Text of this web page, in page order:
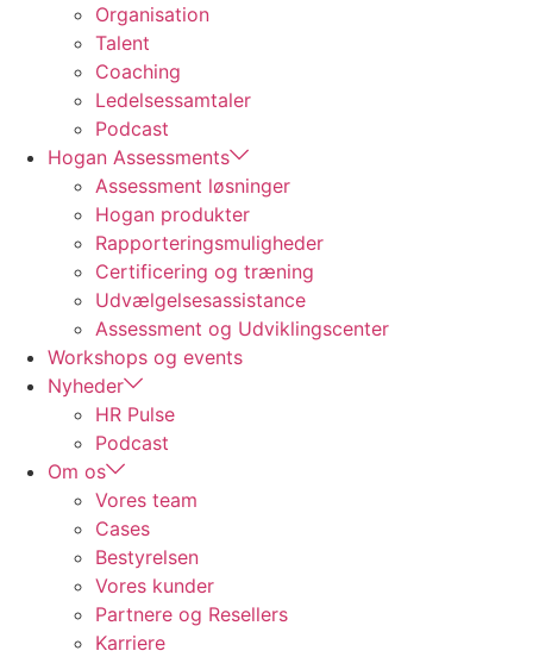
Organisation
Talent
Coaching
Ledelsessamtaler
Podcast
Hogan Assessments
Assessment løsninger
Hogan produkter
Rapporteringsmuligheder
Certificering og træning
Udvælgelsesassistance
Assessment og Udviklingscenter
Workshops og events
Nyheder
HR Pulse
Podcast
Om os
Vores team
Cases
Bestyrelsen
Vores kunder
Partnere og Resellers
Karriere